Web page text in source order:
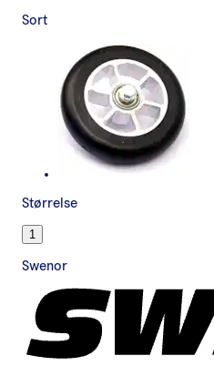
Sort
Størrelse
1
Swenor